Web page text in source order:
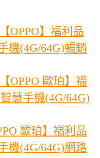
OPPO】福利品
機(4G/64G)暢銷
OPPO 歐珀】福
慧手機(4G/64G)
歐珀】福利品
機(4G/64G)網路